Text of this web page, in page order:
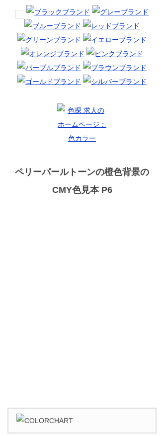
ペリーパールトーンの橙色背景の
CMY色見本 P6